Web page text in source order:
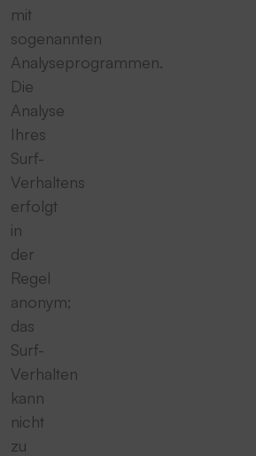
mit
sogenannten
Analyseprogrammen.
Die
Analyse
Ihres
Surf-
Verhaltens
erfolgt
in
der
Regel
anonym;
das
Surf-
Verhalten
kann
nicht
zu